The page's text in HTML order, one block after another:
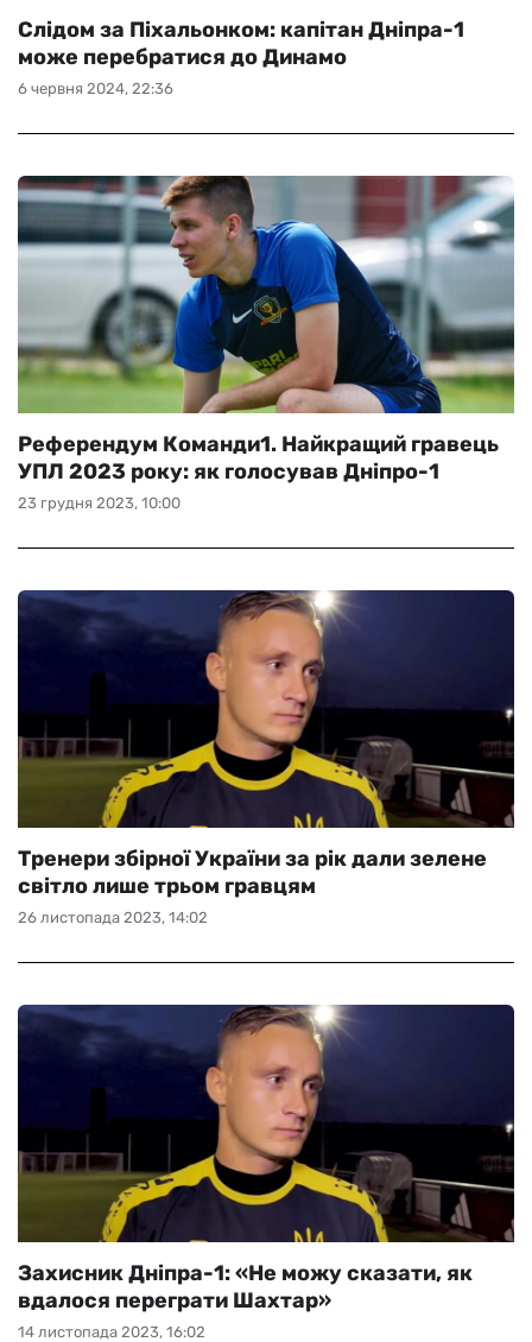
6 червня 2024, 22:36
Слідом за Піхальонком: капітан Дніпра-1
може перебратися до Динамо
23 грудня 2023, 10:00
Референдум Команди1. Найкращий гравець
УПЛ 2023 року: як голосував Дніпро-1
26 листопада 2023, 14:02
Тренери збірної України за рік дали зелене
світло лише трьом гравцям
14 листопада 2023, 16:02
Захисник Дніпра-1: «Не можу сказати, як
вдалося переграти Шахтар»